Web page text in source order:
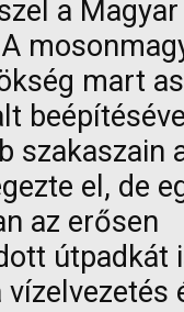
a
mart
szakaszain
el, de
az erősen
útpadkát
vízelvezetés